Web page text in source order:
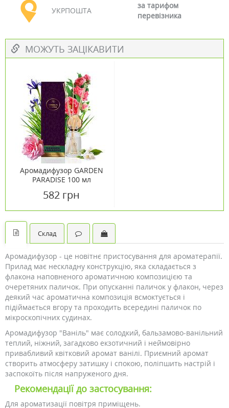
УКРПОШТА
за тарифом
перевізника
МОЖУТЬ ЗАЦІКАВИТИ
Аромадифузор GARDEN
PARADISE 100 мл
582 грн
Склад
Аромадифузор - це новітнє пристосування для ароматерапії.
Прилад має нескладну конструкцію, яка складається з
флакона наповненого ароматичною композицією та
очеретяних паличок. При опусканні паличок у флакон, через
деякий час ароматична композиція всмоктується і
підіймається вгору та проходить всередині паличок по
мікроскопічних судинах.
Аромадифузор "Ваніль" має солодкий, бальзамово-ванільний
теплий, ніжний, загадково екзотичний і неймовірно
привабливий квітковий аромат ванілі. Приємний аромат
створить атмосферу затишку і спокою, поліпшить настрій і
заспокоїть після напруженого дня.
Рекомендації до застосування:
Для ароматизації повітря приміщень.